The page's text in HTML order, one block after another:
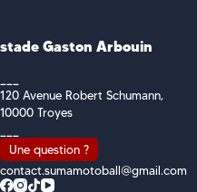
stade Gaston Arbouin
120 Avenue Robert Schumann,
10000 Troyes
Une question ?
contact.sumamotoball@gmail.com